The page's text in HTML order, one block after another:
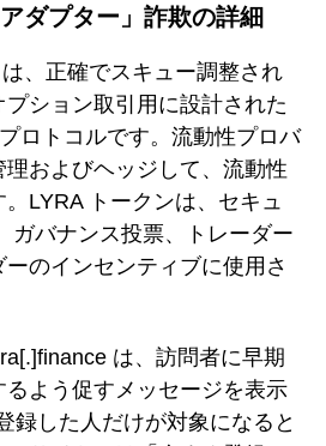
ダプター」詐欺の詳細
、正確でスキュー調整され
ション取引用に設計された
ロトコルです。流動性プロバ
およびヘッジして、流動性
LYRA トークンは、セキュ
ガバナンス投票、トレーダー
のインセンティブに使用さ
は、訪問者に早期
よう促すメッセージを表示
録した人だけが対象になると